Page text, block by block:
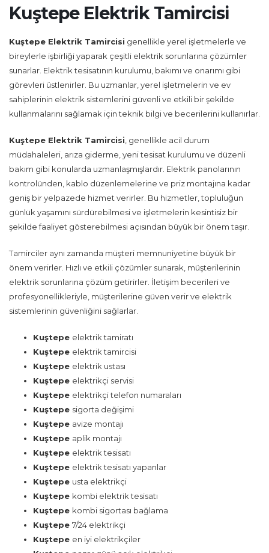
Kuştepe Elektrik Tamircisi
Kuştepe Elektrik Tamircisi genellikle yerel işletmelerle ve
bireylerle işbirliği yaparak çeşitli elektrik sorunlarına çözümler
sunarlar. Elektrik tesisatının kurulumu, bakımı ve onarımı gibi
görevleri üstlenirler. Bu uzmanlar, yerel işletmelerin ve ev
sahiplerinin elektrik sistemlerini güvenli ve etkili bir şekilde
kullanmalarını sağlamak için teknik bilgi ve becerilerini kullanırlar.
Kuştepe Elektrik Tamircisi , genellikle acil durum
müdahaleleri, arıza giderme, yeni tesisat kurulumu ve düzenli
bakım gibi konularda uzmanlaşmışlardır. Elektrik panolarının
kontrolünden, kablo düzenlemelerine ve priz montajına kadar
geniş bir yelpazede hizmet verirler. Bu hizmetler, topluluğun
günlük yaşamını sürdürebilmesi ve işletmelerin kesintisiz bir
şekilde faaliyet gösterebilmesi açısından büyük bir önem taşır.
Tamirciler aynı zamanda müşteri memnuniyetine büyük bir
önem verirler. Hızlı ve etkili çözümler sunarak, müşterilerinin
elektrik sorunlarına çözüm getirirler. İletişim becerileri ve
profesyonellikleriyle, müşterilerine güven verir ve elektrik
sistemlerinin güvenliğini sağlarlar.
Kuştepe elektrik tamiratı
Kuştepe elektrik tamircisi
Kuştepe elektrik ustası
Kuştepe elektrikçi servisi
Kuştepe elektrikçi telefon numaraları
Kuştepe sigorta değişimi
Kuştepe avize montajı
Kuştepe aplik montajı
Kuştepe elektrik tesisatı
Kuştepe elektrik tesisatı yapanlar
Kuştepe usta elektrikçi
Kuştepe kombi elektrik tesisatı
Kuştepe kombi sigortası bağlama
Kuştepe 7/24 elektrikçi
Kuştepe en iyi elektrikçiler